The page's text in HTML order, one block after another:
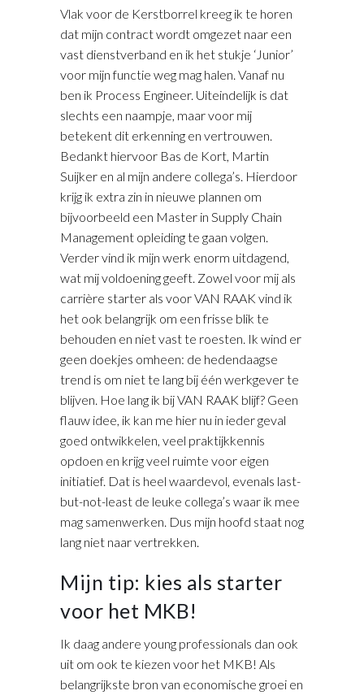
Vlak voor de Kerstborrel kreeg ik te horen
dat mijn contract wordt omgezet naar een
vast dienstverband en ik het stukje ‘Junior’
voor mijn functie weg mag halen. Vanaf nu
ben ik Process Engineer. Uiteindelijk is dat
slechts een naampje, maar voor mij
betekent dit erkenning en vertrouwen.
Bedankt hiervoor Bas de Kort, Martin
Suijker en al mijn andere collega’s. Hierdoor
krijg ik extra zin in nieuwe plannen om
bijvoorbeeld een Master in Supply Chain
Management opleiding te gaan volgen.
Verder vind ik mijn werk enorm uitdagend,
wat mij voldoening geeft. Zowel voor mij als
carrière starter als voor VAN RAAK vind ik
het ook belangrijk om een frisse blik te
behouden en niet vast te roesten. Ik wind er
geen doekjes omheen: de hedendaagse
trend is om niet te lang bij één werkgever te
blijven. Hoe lang ik bij VAN RAAK blijf? Geen
flauw idee, ik kan me hier nu in ieder geval
goed ontwikkelen, veel praktijkkennis
opdoen en krijg veel ruimte voor eigen
initiatief. Dat is heel waardevol, evenals last-
but-not-least de leuke collega’s waar ik mee
mag samenwerken. Dus mijn hoofd staat nog
lang niet naar vertrekken.
Mijn tip: kies als starter
voor het MKB!
Ik daag andere young professionals dan ook
uit om ook te kiezen voor het MKB! Als
belangrijkste bron van economische groei en